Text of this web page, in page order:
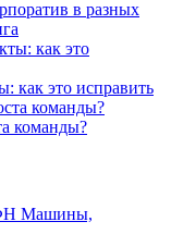
в разных
как это исправить
команды?
Машины,